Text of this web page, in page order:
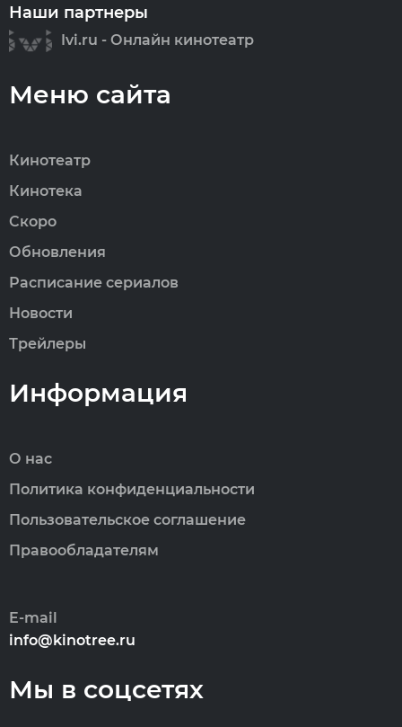
Наши партнеры
Ivi.ru - Онлайн кинотеатр
Меню сайта
Кинотеатр
Кинотека
Скоро
Обновления
Расписание сериалов
Новости
Трейлеры
Информация
О нас
Политика конфиденциальности
Пользовательское соглашение
Правообладателям
E-mail
info@kinotree.ru
Мы в соцсетях